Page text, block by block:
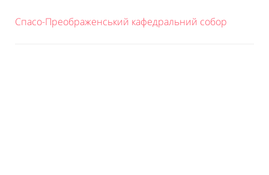
Спасо-Преображенський кафедральний собор